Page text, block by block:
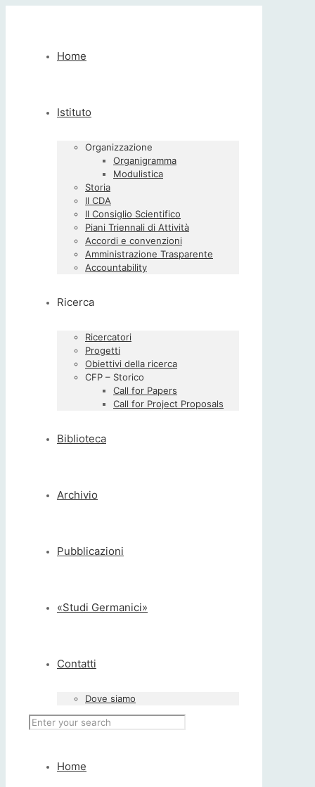
Home
Istituto
Organizzazione
Organigramma
Modulistica
Storia
Il CDA
Il Consiglio Scientifico
Piani Triennali di Attività
Accordi e convenzioni
Amministrazione Trasparente
Accountability
Ricerca
Ricercatori
Progetti
Obiettivi della ricerca
CFP – Storico
Call for Papers
Call for Project Proposals
Biblioteca
Archivio
Pubblicazioni
«Studi Germanici»
Contatti
Dove siamo
Home